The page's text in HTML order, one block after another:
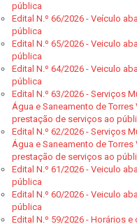
pública
Edital N.º 66/2026 - Veículo
pública
Edital N.º 65/2026 - Veiculo
pública
Edital N.º 64/2026 - Veiculo
pública
Edital N.º 63/2026 - Serviços
Água e Saneamento de Torres
prestação de serviços ao
Edital N.º 62/2026 - Serviços
Água e Saneamento de Torres
prestação de serviços ao
Edital N.º 61/2026 - Veiculo
pública
Edital N.º 60/2026 - Veiculo
pública
Edital N.º 59/2026 - Horários